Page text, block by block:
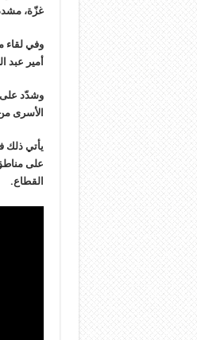
غزّة،
وفي لقاء
أمير عبد
وشدّد على
الأسرى
على
القطاع.